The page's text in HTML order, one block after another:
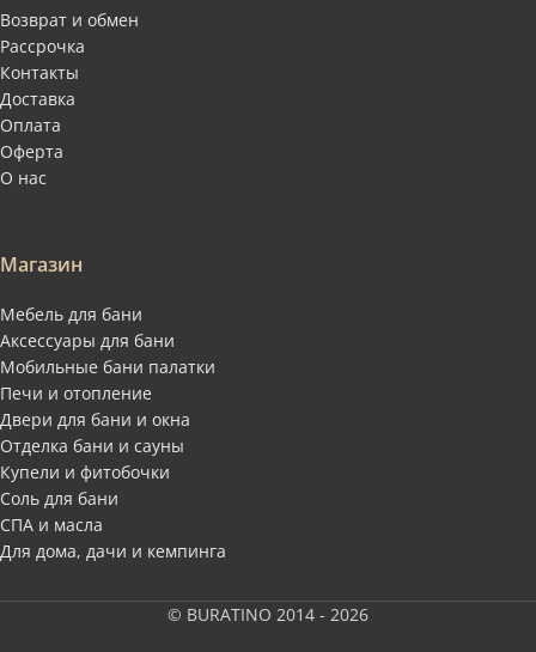
Возврат и обмен
Рассрочка
Контакты
Доставка
Оплата
Оферта
О нас
Магазин
Мебель для бани
Аксессуары для бани
Мобильные бани палатки
Печи и отопление
Двери для бани и окна
Отделка бани и сауны
Купели и фитобочки
Соль для бани
СПА и масла
Для дома, дачи и кемпинга
© BURATINO 2014 - 2026